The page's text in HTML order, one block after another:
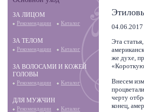
ЗА ЛИЦОМ
Рекомендации Каталог
ЗА ТЕЛОМ
Рекомендации Каталог
ЗА ВОЛОСАМИ И КОЖЕЙ
ГОЛОВЫ
Рекомендации Каталог
ДЛЯ МУЖЧИН
Рекомендации Каталог
04.06.2017
Эта
же духе,
«Короткую
Внесем
черту
конец,